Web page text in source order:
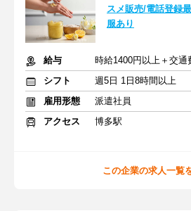
スメ販売/電話登録
服あり
給与
時給1400円以上＋交通
シフト
週5日 1日8時間以上
雇用形態
派遣社員
アクセス
博多駅
この企業の求人一覧